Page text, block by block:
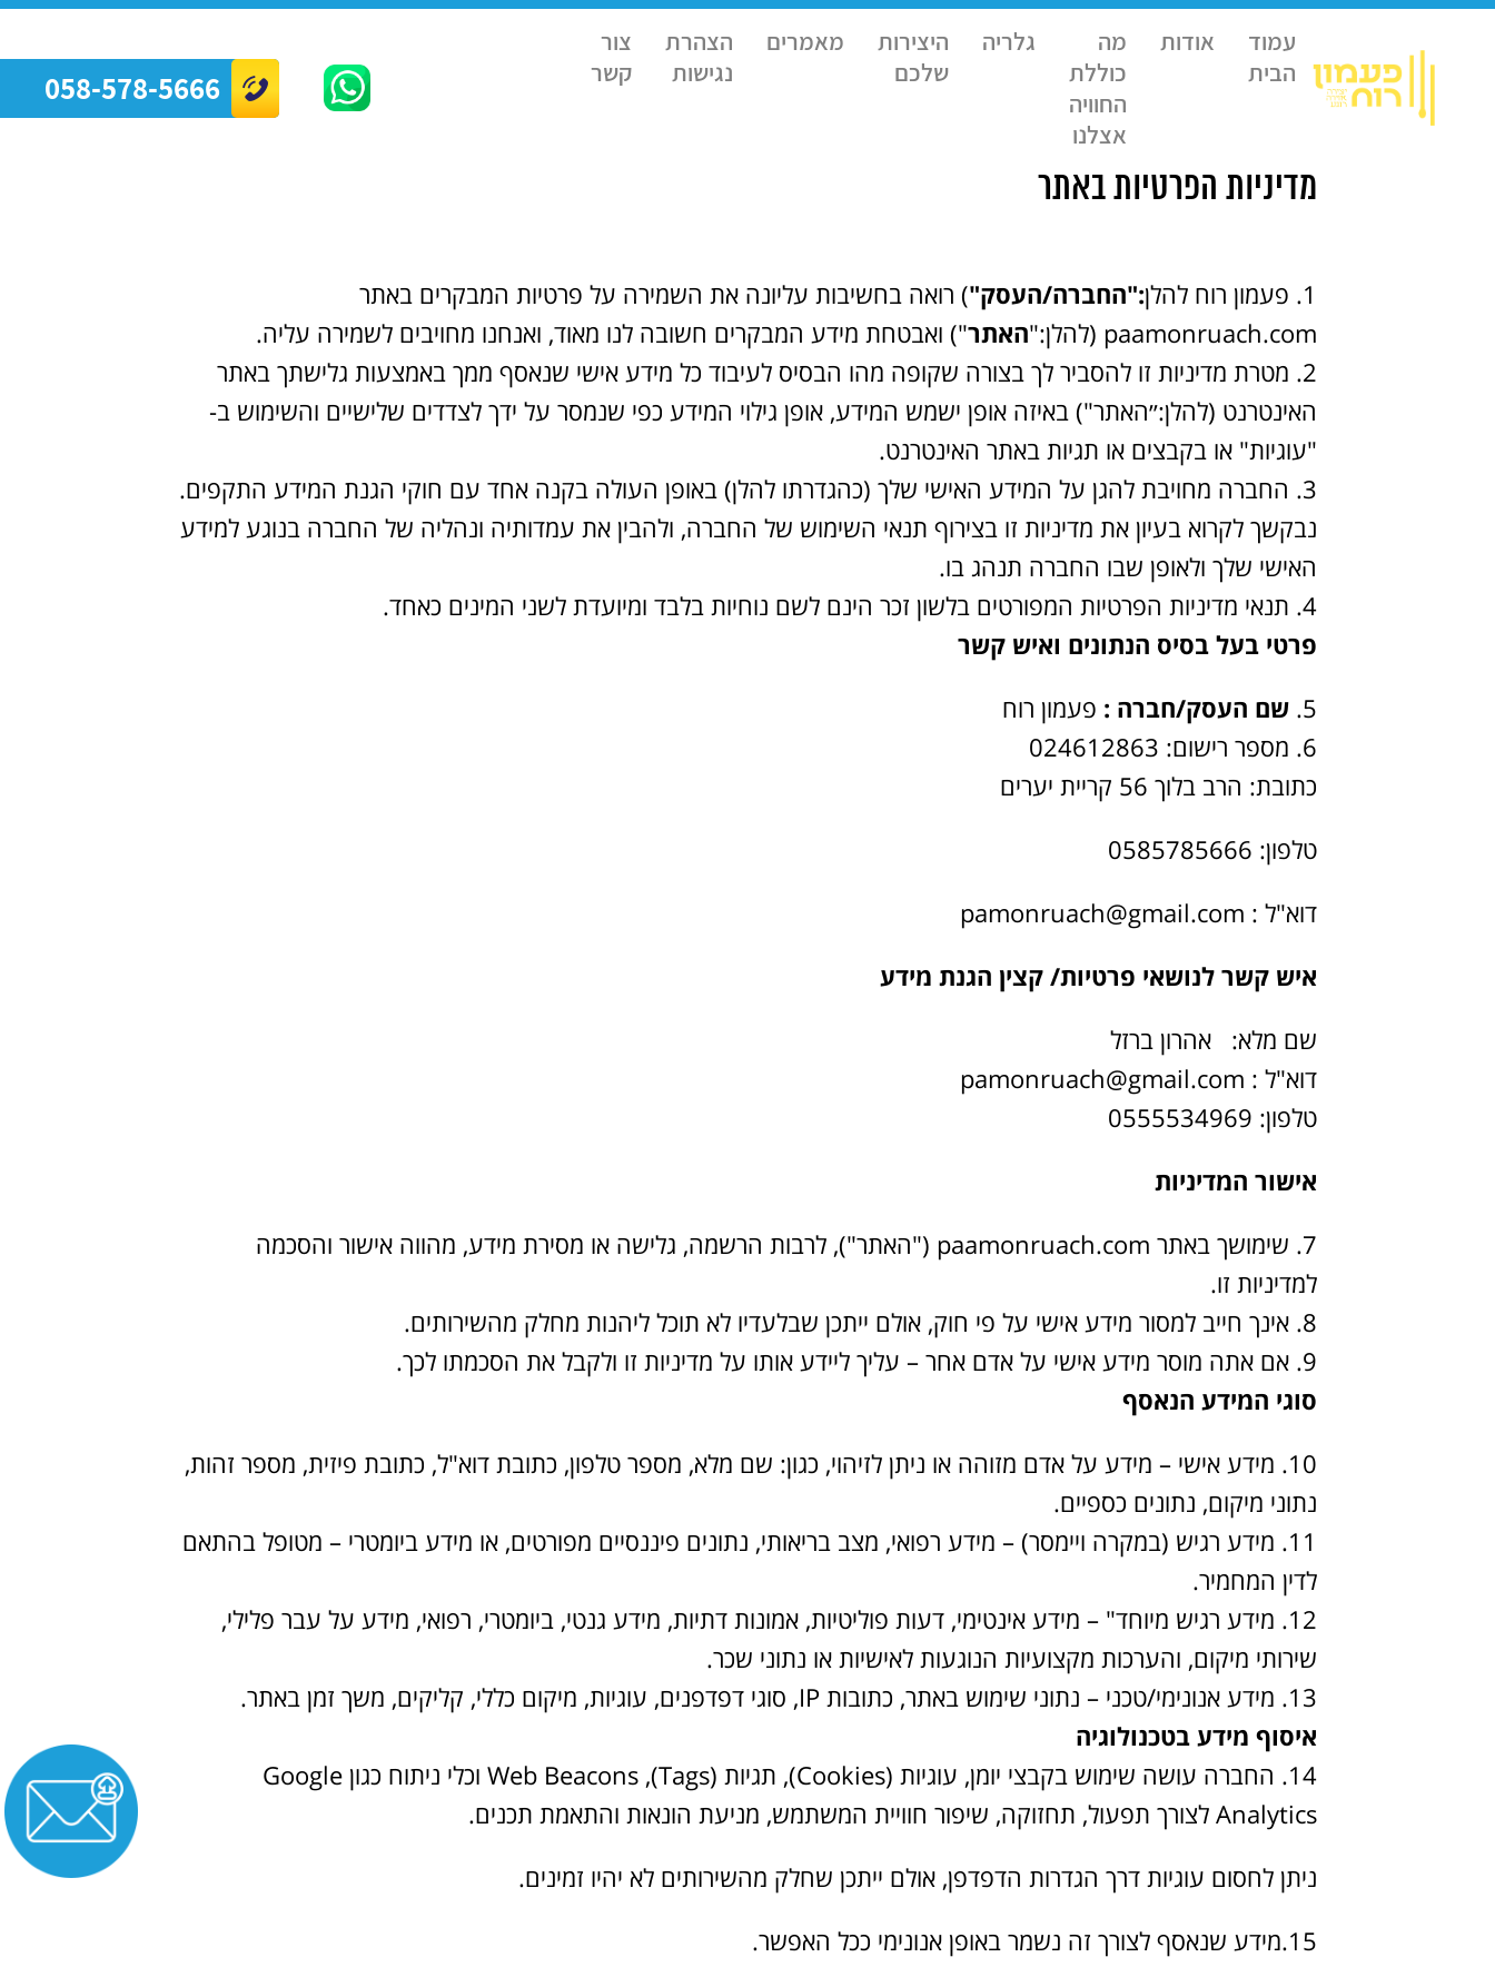
עמוד
הבית
אודות
מה
כוללת
החוויה
אצלנו
גלריה
היצירות
שלכם
מאמרים
הצהרת
נגישות
צור
קשר
058-578-5666
מדיניות הפרטיות באתר
פעמון רוח להלן:"החברה/העסק") רואה בחשיבות עליונה את השמירה על פרטיות המבקרים באתר
paamonruach.com (להלן:"
האתר") ואבטחת מידע המבקרים חשובה לנו מאוד, ואנחנו מחויבים לשמירה עליה.
מטרת מדיניות זו להסביר לך בצורה שקופה מהו הבסיס לעיבוד כל מידע אישי שנאסף ממך באמצעות גלישתך באתר
האינטרנט (להלן:״האתר") באיזה אופן ישמש המידע, אופן גילוי המידע כפי שנמסר על ידך לצדדים שלישיים והשימוש ב-
"עוגיות" או בקבצים או תגיות באתר האינטרנט.
החברה מחויבת להגן על המידע האישי שלך (כהגדרתו להלן) באופן העולה בקנה אחד עם חוקי הגנת המידע התקפים.
נבקשך לקרוא בעיון את מדיניות זו בצירוף תנאי השימוש של החברה, ולהבין את עמדותיה ונהליה של החברה בנוגע למידע
האישי שלך ולאופן שבו החברה תנהג בו.
תנאי מדיניות הפרטיות המפורטים בלשון זכר הינם לשם נוחיות בלבד ומיועדת לשני המינים כאחד.
פרטי בעל בסיס הנתונים ואיש קשר
שם העסק/חברה : פעמון רוח
מספר רישום: 024612863
כתובת: הרב בלוך 56 קריית יערים
טלפון: 0585785666
דוא"ל : pamonruach@gmail.com
איש קשר לנושאי פרטיות/ קצין הגנת מידע
שם מלא: אהרון ברזל
דוא"ל : pamonruach@gmail.com
טלפון: 0555534969
אישור המדיניות
שימושך באתר paamonruach.com ("האתר"), לרבות הרשמה, גלישה או מסירת מידע, מהווה אישור והסכמה
למדיניות זו.
אינך חייב למסור מידע אישי על פי חוק, אולם ייתכן שבלעדיו לא תוכל ליהנות מחלק מהשירותים.
אם אתה מוסר מידע אישי על אדם אחר – עליך ליידע אותו על מדיניות זו ולקבל את הסכמתו לכך.
סוגי המידע הנאסף
מידע אישי – מידע על אדם מזוהה או ניתן לזיהוי, כגון: שם מלא, מספר טלפון, כתובת דוא"ל, כתובת פיזית, מספר זהות,
נתוני מיקום, נתונים כספיים.
מידע רגיש (במקרה ויימסר) – מידע רפואי, מצב בריאותי, נתונים פיננסיים מפורטים, או מידע ביומטרי – מטופל בהתאם
לדין המחמיר.
מידע רגיש מיוחד" – מידע אינטימי, דעות פוליטיות, אמונות דתיות, מידע גנטי, ביומטרי, רפואי, מידע על עבר פלילי,
שירותי מיקום, והערכות מקצועיות הנוגעות לאישיות או נתוני שכר.
מידע אנונימי/טכני – נתוני שימוש באתר, כתובות IP, סוגי דפדפנים, עוגיות, מיקום כללי, קליקים, משך זמן באתר.
איסוף מידע בטכנולוגיה
14. החברה עושה שימוש בקבצי יומן, עוגיות (Cookies), תגיות (Tags), Web Beacons וכלי ניתוח כגון Google
Analytics לצורך תפעול, תחזוקה, שיפור חוויית המשתמש, מניעת הונאות והתאמת תכנים.
ניתן לחסום עוגיות דרך הגדרות הדפדפן, אולם ייתכן שחלק מהשירותים לא יהיו זמינים.
15.מידע שנאסף לצורך זה נשמר באופן אנונימי ככל האפשר.